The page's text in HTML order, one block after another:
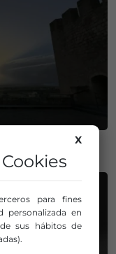
de Pomar seX
para fines
personalizada en
sus hábitos de